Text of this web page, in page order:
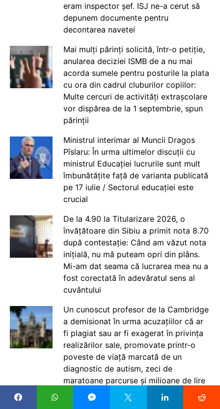
eram inspector șef. ISJ ne-a cerut să
depunem documente pentru
decontarea navetei
Mai mulți părinți solicită, într-o petiție,
anularea deciziei ISMB de a nu mai
acorda sumele pentru posturile la plata
cu ora din cadrul cluburilor copiilor:
Multe cercuri de activități extrașcolare
vor dispărea de la 1 septembrie, spun
părinții
Ministrul interimar al Muncii Dragos
Pîslaru: În urma ultimelor discuții cu
ministrul Educației lucrurile sunt mult
îmbunătățite față de varianta publicată
pe 17 iulie / Sectorul educației este
crucial
De la 4.90 la Titularizare 2026, o
învățătoare din Sibiu a primit nota 8.70
după contestație: Când am văzut nota
inițială, nu mă puteam opri din plâns.
Mi-am dat seama că lucrarea mea nu a
fost corectată în adevăratul sens al
cuvântului
Un cunoscut profesor de la Cambridge
a demisionat în urma acuzațiilor că ar
fi plagiat sau ar fi exagerat în privința
realizărilor sale, promovate printr-o
poveste de viață marcată de un
diagnostic de autism, zeci de
maratoane parcurse și milioane de lire
strânse în scopuri caritabile